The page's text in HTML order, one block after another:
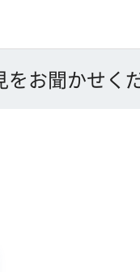
お聞かせく